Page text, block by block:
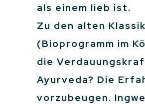
als einem lieb ist.
Zu den alten
(Bioprogramm im
die
Ayurveda? Die
vorzubeugen.